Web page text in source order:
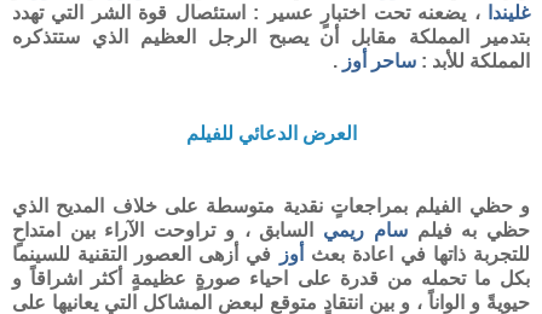
غليندا
، يضعنه تحت اختبارٍ عسير : استئصال قوة الشر التي تهدد
بتدمير المملكة مقابل أن يصبح الرجل العظيم الذي ستتذكره
المملكة للأبد : ساحر أوز .
العرض الدعائي للفيلم
و حظي الفيلم بمراجعاتٍ نقدية متوسطة على خلاف المديح الذي
حظي به فيلمسام ريمي السابق ، و تراوحت الآراء بين امتداحٍ
للتجربة ذاتها في اعادة بعث
أوز
في أزهى العصور التقنية للسينما
بكل ما تحمله من قدرة على احياء صورةٍ عظيمةٍ أكثر اشراقاً و
حيويةً و الواناً ، و بين انتقادٍ متوقعٍ لبعض المشاكل التي يعانيها على